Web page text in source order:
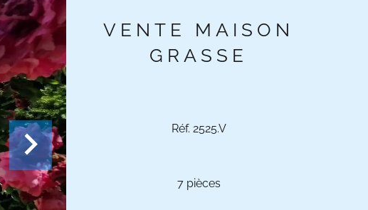
VENTE MAISON
GRASSE
Réf. 2525.V
7 pièces